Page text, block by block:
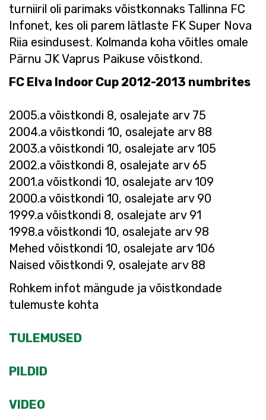
turniiril oli parimaks võistkonnaks Tallinna FC
Infonet, kes oli parem lätlaste FK Super Nova
Riia esindusest. Kolmanda koha võitles omale
Pärnu JK Vaprus Paikuse võistkond.
FC Elva Indoor Cup 2012-2013 numbrites
2005.a võistkondi 8, osalejate arv 75
2004.a võistkondi 10, osalejate arv 88
2003.a võistkondi 10, osalejate arv 105
2002.a võistkondi 8, osalejate arv 65
2001.a võistkondi 10, osalejate arv 109
2000.a võistkondi 10, osalejate arv 90
1999.a võistkondi 8, osalejate arv 91
1998.a võistkondi 10, osalejate arv 98
Mehed võistkondi 10, osalejate arv 106
Naised võistkondi 9, osalejate arv 88
Rohkem infot mängude ja võistkondade
tulemuste kohta
TULEMUSED
PILDID
VIDEO